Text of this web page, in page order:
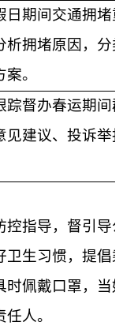
日期间交通拥堵
析拥堵原因，分
。
踪督办春运期间
见建议、投诉举
控指导，督引导
卫生习惯，提倡
时佩戴口罩，当
人。